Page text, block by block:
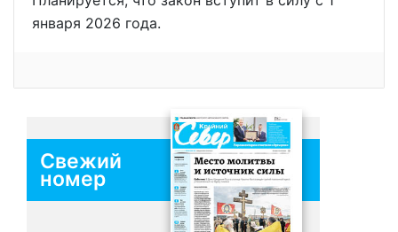
января 2026 года.
Свежий
номер